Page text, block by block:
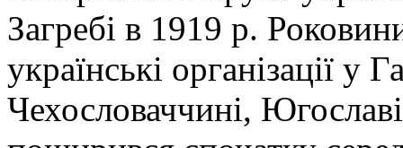
Загребі в 1919 р.
українські організації у
Чехословаччині,